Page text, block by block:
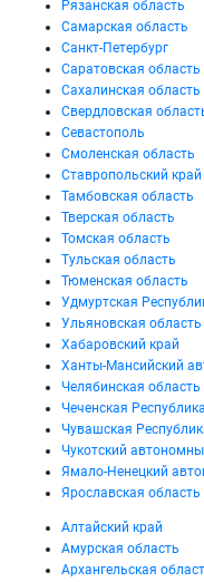
Рязанская область
Самарская область
Санкт-Петербург
Саратовская область
Сахалинская область
Свердловская
Севастополь
Смоленская область
Ставропольский край
Тамбовская область
Тверская область
Томская область
Тульская область
Тюменская область
Удмуртская
Ульяновская область
Хабаровский край
Ханты-Мансийский
Челябинская область
Чеченская Республика
Чувашская
Чукотский
Ямало-Ненецкий
Ярославская область
Алтайский край
Амурская область
Архангельская